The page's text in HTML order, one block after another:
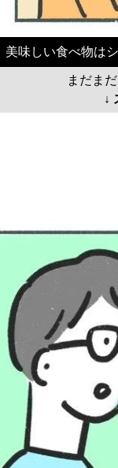
美味しい食べ物は
まだま
↓